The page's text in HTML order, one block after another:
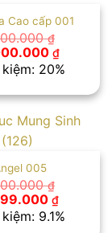
Cao cấp 001
₫
₫Giá
hiện
tại
20%
005
₫
₫Giá
hiện
tại
9.1%